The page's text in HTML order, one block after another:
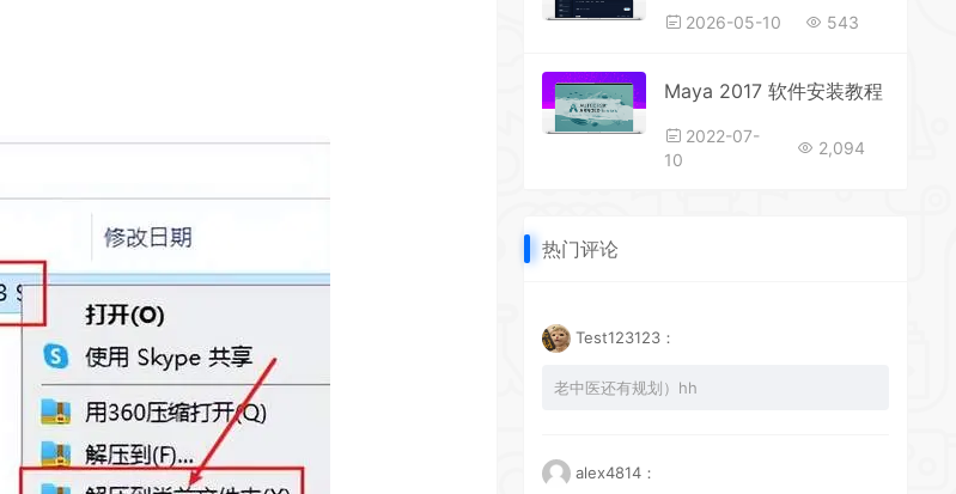
2026-05-10 543
Maya 2017 软件安装教程
2022-07-
10
2,094
热门评论
Test123123：
老中医还有规划）hh
alex4814：